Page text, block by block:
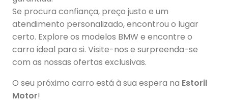
Se procura confiança, preço justo e um
atendimento personalizado, encontrou o lugar
certo. Explore os modelos BMW e encontre o
carro ideal para si. Visite-nos e surpreenda-se
com as nossas ofertas exclusivas.
O seu próximo carro está à sua espera na Estoril
Motor!